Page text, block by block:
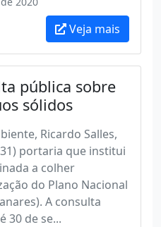
Veja mais
pública sobre
sólidos
Ricardo Salles,
portaria que institui
a colher
do Plano Nacional
A consulta
30 de se...